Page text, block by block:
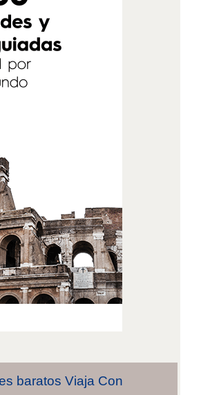
baratos Viaja Con